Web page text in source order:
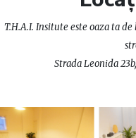
T.H.A.I. Insitute este oaza ta
Strada Leonida